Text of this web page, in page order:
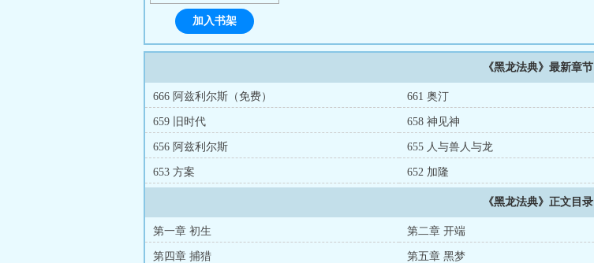
加入书架
《黑龙法典》最新章节
666 阿兹利尔斯（免费） 661 奥汀
659 旧时代 658 神见神
656 阿兹利尔斯 655 人与兽人与龙
653 方案 652 加隆
《黑龙法典》正文目录
第一章 初生 第二章 开端
第四章 捕猎 第五章 黑梦